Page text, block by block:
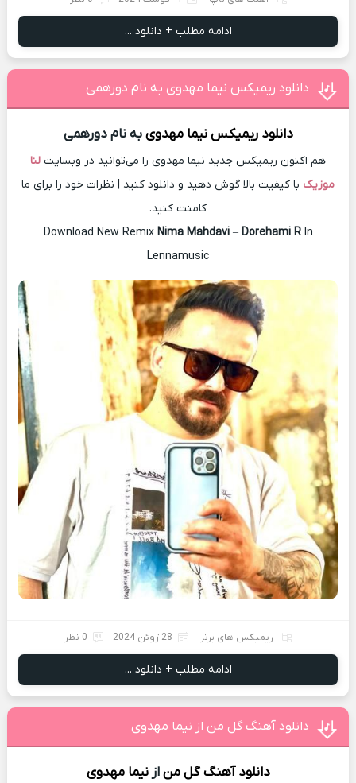
ادامه مطلب + دانلود ...
دانلود ریمیکس نیما مهدوی به نام دورهمی
دانلود ریمیکس نیما مهدویبه نام دورهمی
هم اکنون ریمیکس جدید نیما مهدوی را می‌توانید در وبسایت لنا
موزیک با کیفیت بالا گوش دهید و دانلود کنید | نظرات خود را برای ما
کامنت کنید.
Download New Remix Nima Mahdavi– Dorehami RIn
Lennamusic
ریمیکس های برتر 28 ژوئن 2024 0 نظر
ادامه مطلب + دانلود ...
دانلود آهنگ گل من از نیما مهدوی
دانلود آهنگ گل منازنیما مهدوی